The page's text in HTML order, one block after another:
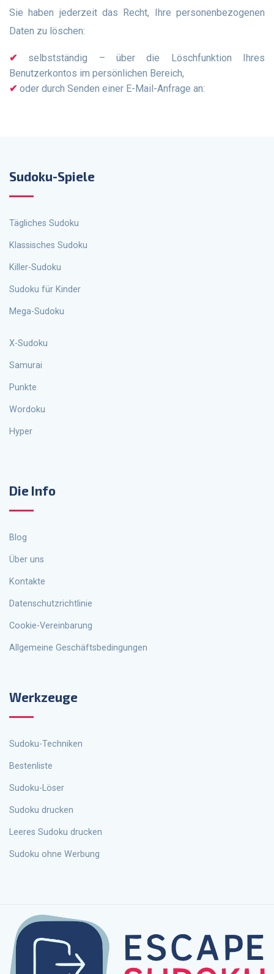
Sie haben jederzeit das Recht, Ihre personenbezogenen
Daten zu löschen:
selbstständig – über die Löschfunktion Ihres
Benutzerkontos im persönlichen Bereich,
oder durch Senden einer E-Mail-Anfrage an:
Sudoku-Spiele
Tägliches Sudoku
Klassisches Sudoku
Killer-Sudoku
Sudoku für Kinder
Mega-Sudoku
X-Sudoku
Samurai
Punkte
Wordoku
Hyper
Die Info
Blog
Über uns
Kontakte
Datenschutzrichtlinie
Cookie-Vereinbarung
Allgemeine Geschäftsbedingungen
Werkzeuge
Sudoku-Techniken
Bestenliste
Sudoku-Löser
Sudoku drucken
Leeres Sudoku drucken
Sudoku ohne Werbung